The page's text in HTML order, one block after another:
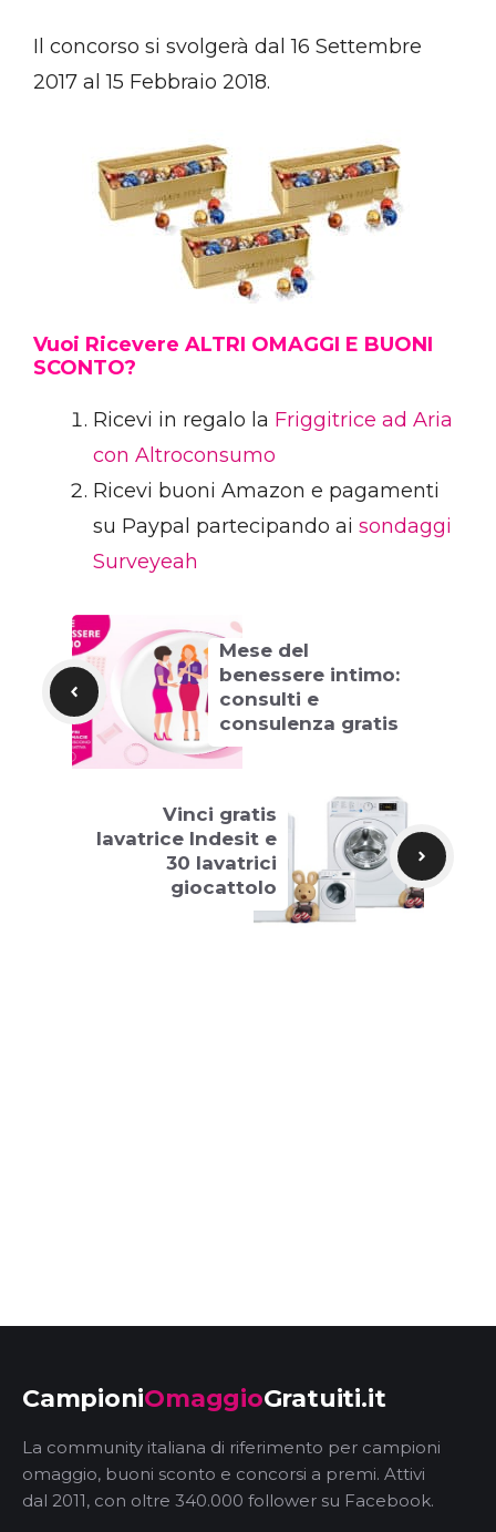
Il concorso si svolgerà dal 16 Settembre
2017 al 15 Febbraio 2018.
Vuoi Ricevere ALTRI OMAGGI E BUONI
SCONTO?
Ricevi in regalo la Friggitrice ad Aria
con Altroconsumo
Ricevi buoni Amazon e pagamenti
su Paypal partecipando ai sondaggi
Surveyeah
Mese del
benessere intimo:
consulti e
consulenza gratis
Vinci gratis
lavatrice Indesit e
30 lavatrici
giocattolo
CampioniOmaggioGratuiti.it
La community italiana di riferimento per campioni
omaggio, buoni sconto e concorsi a premi. Attivi
dal 2011, con oltre 340.000 follower su Facebook.